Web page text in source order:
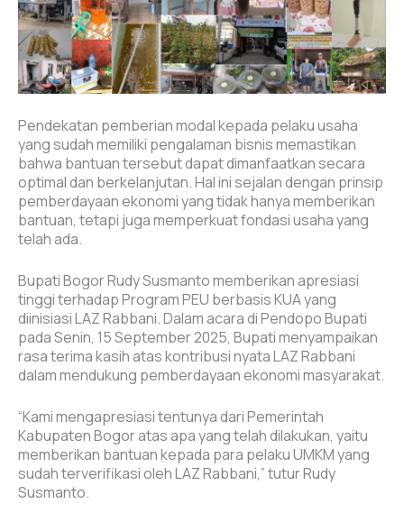
Pendekatan pemberian modal kepada pelaku usaha
yang sudah memiliki pengalaman bisnis memastikan
bahwa bantuan tersebut dapat dimanfaatkan secara
optimal dan berkelanjutan. Hal ini sejalan dengan prinsip
pemberdayaan ekonomi yang tidak hanya memberikan
bantuan, tetapi juga memperkuat fondasi usaha yang
telah ada.
Bupati Bogor Rudy Susmanto memberikan apresiasi
tinggi terhadap Program PEU berbasis KUA yang
diinisiasi LAZ Rabbani. Dalam acara di Pendopo Bupati
pada Senin, 15 September 2025, Bupati menyampaikan
rasa terima kasih atas kontribusi nyata LAZ Rabbani
dalam mendukung pemberdayaan ekonomi masyarakat.
“Kami mengapresiasi tentunya dari Pemerintah
Kabupaten Bogor atas apa yang telah dilakukan, yaitu
memberikan bantuan kepada para pelaku UMKM yang
sudah terverifikasi oleh LAZ Rabbani,” tutur Rudy
Susmanto.